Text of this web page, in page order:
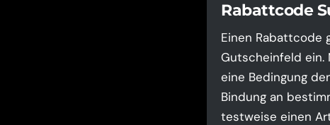
Rabattcode
Einen Rabattcode
Gutscheinfeld ein.
eine Bedingung
Bindung an
testweise einen